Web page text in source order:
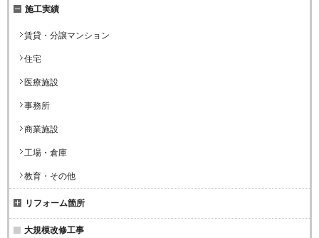
施工実績
賃貸・分譲マンション
住宅
医療施設
事務所
商業施設
工場・倉庫
教育・その他
リフォーム箇所
大規模改修工事